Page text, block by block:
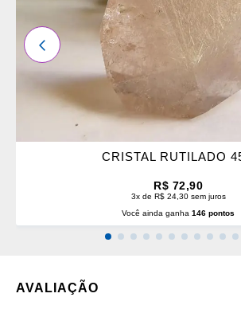
CRISTAL RUTILADO
R$ 72,90
3x de R$ 24,30 sem juros
Você ainda ganha 146 pontos
ANTERIOR
AVALIAÇÃO